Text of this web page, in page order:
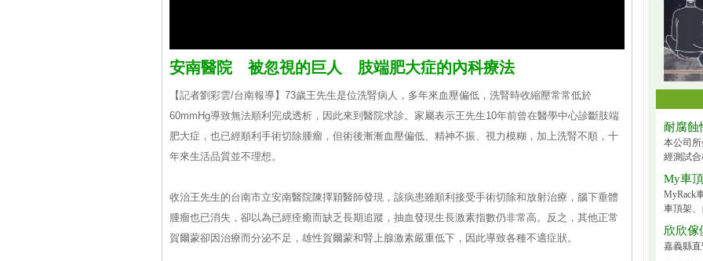
安南醫院 被忽視的巨人 肢端肥大症的內科療法
【記者劉彩雲/台南報導】73歲王先生是位洗腎病人，多年來血壓偏低，洗腎時收縮壓常常低於
60mmHg導致無法順利完成透析，因此來到醫院求診。家屬表示王先生10年前曾在醫學中心診斷肢端
肥大症，也已經順利手術切除腫瘤，但術後漸漸血壓偏低、精神不振、視力模糊，加上洗腎不順，十
年來生活品質並不理想。
收治王先生的台南市立安南醫院陳擇穎醫師發現，該病患雖順利接受手術切除和放射治療，腦下垂體
腫瘤也已消失，卻以為已經痊癒而缺乏長期追蹤，抽血發現生長激素指數仍非常高。反之，其他正常
賀爾蒙卻因治療而分泌不足，雄性賀爾蒙和腎上腺激素嚴重低下，因此導致各種不適症狀。
耐腐蝕
本公司
經測試
My車
MyRack
車頂架
欣欣傢
嘉義縣